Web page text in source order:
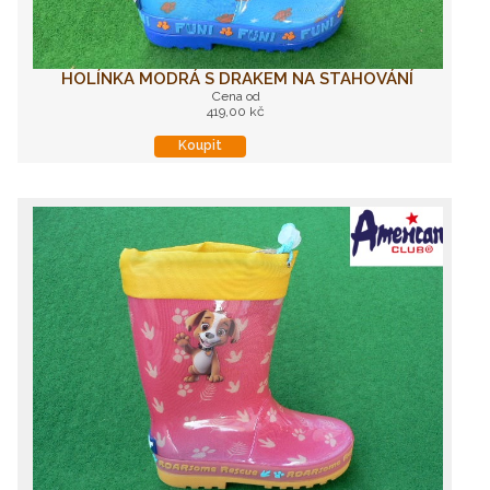
HOLÍNKA MODRÁ S DRAKEM NA STAHOVÁNÍ
Cena od
419,00 kč
Koupit